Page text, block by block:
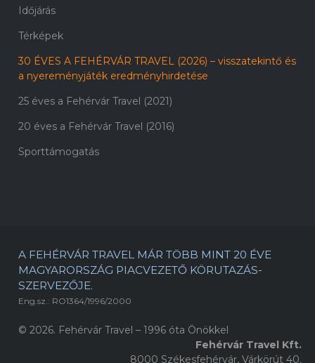
Időjárás
Térképek
30 ÉVES A FEHÉRVÁR TRAVEL (2026) – visszatekintő és
a nyereményjáték eredményhirdetése
25 éves a Fehérvár Travel (2021)
20 éves a Fehérvár Travel (2016)
Sporttámogatás
A FEHÉRVÁR TRAVEL MÁR TÖBB MINT 20 ÉVE
MAGYARORSZÁG PIACVEZETŐ KÖRUTAZÁS-
SZERVEZŐJE.
Eng.sz.: RO1364/1996/2000
© 2026. Fehérvár Travel – 1996 óta Önökkel
Fehérvár Travel Kft.
8000 Székesfehérvár, Várkörút 40.